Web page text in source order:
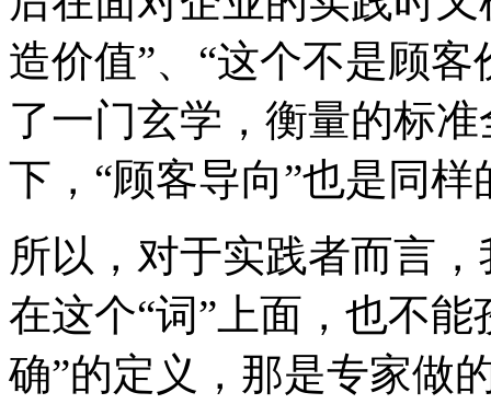
造价值”、“这个不是顾
了一门玄学，衡量的标
下，“顾客导向”也是同样
所以，对于实践者而言
在这个“词”上面，也不
确”的定义，那是专家做